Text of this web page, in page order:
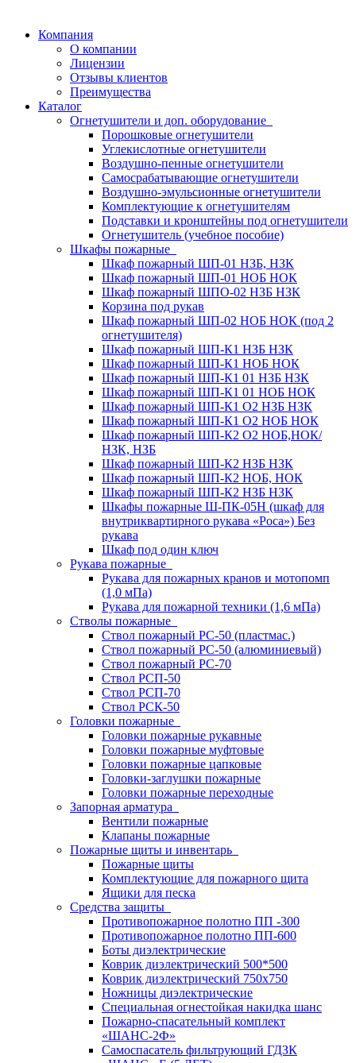
Компания
О компании
Лицензии
Отзывы клиентов
Преимущества
Каталог
Огнетушители и доп. оборудование
Порошковые огнетушители
Углекислотные огнетушители
Воздушно-пенные огнетушители
Самосрабатывающие огнетушители
Воздушно-эмульсионные огнетушители
Комплектующие к огнетушителям
Подставки и кронштейны под огнетушители
Огнетушитель (учебное пособие)
Шкафы пожарные
Шкаф пожарный ШП-01 НЗБ, НЗК
Шкаф пожарный ШП-01 НОБ НОК
Шкаф пожарный ШПО-02 НЗБ НЗК
Корзина под рукав
Шкаф пожарный ШП-02 НОБ НОК (под 2
огнетушителя)
Шкаф пожарный ШП-К1 НЗБ НЗК
Шкаф пожарный ШП-К1 НОБ НОК
Шкаф пожарный ШП-К1 01 НЗБ НЗК
Шкаф пожарный ШП-К1 01 НОБ НОК
Шкаф пожарный ШП-К1 О2 НЗБ НЗК
Шкаф пожарный ШП-К1 О2 НОБ НОК
Шкаф пожарный ШП-К2 О2 НОБ,НОК/
НЗК, НЗБ
Шкаф пожарный ШП-К2 НЗБ НЗК
Шкаф пожарный ШП-К2 НОБ, НОК
Шкаф пожарный ШП-К2 НЗБ НЗК
Шкафы пожарные Ш-ПК-05Н (шкаф для
внутриквартирного рукава «Роса») Без
рукава
Шкаф под один ключ
Рукава пожарные
Рукава для пожарных кранов и мотопомп
(1,0 мПа)
Рукава для пожарной техники (1,6 мПа)
Стволы пожарные
Ствол пожарный РС-50 (пластмас.)
Ствол пожарный РС-50 (алюминиевый)
Ствол пожарный РС-70
Ствол РСП-50
Ствол РСП-70
Ствол РСК-50
Головки пожарные
Головки пожарные рукавные
Головки пожарные муфтовые
Головки пожарные цапковые
Головки-заглушки пожарные
Головки пожарные переходные
Запорная арматура
Вентили пожарные
Клапаны пожарные
Пожарные щиты и инвентарь
Пожарные щиты
Комплектующие для пожарного щита
Ящики для песка
Средства защиты
Противопожарное полотно ПП -300
Противопожарное полотно ПП-600
Боты диэлектрические
Коврик диэлектрический 500*500
Коврик диэлектрический 750х750
Ножницы диэлектрические
Специальная огнестойкая накидка шанс
Пожарно-спасательный комплект
«ШАНС-2Ф»
Самоспасатель фильтрующий ГДЗК